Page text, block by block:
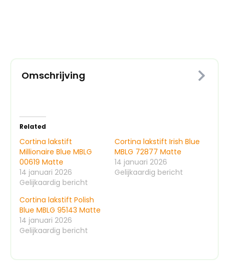
Omschrijving
Related
Cortina lakstift
Millionaire Blue MBLG
00619 Matte
14 januari 2026
Gelijkaardig bericht
Cortina lakstift Irish Blue
MBLG 72877 Matte
14 januari 2026
Gelijkaardig bericht
Cortina lakstift Polish
Blue MBLG 95143 Matte
14 januari 2026
Gelijkaardig bericht